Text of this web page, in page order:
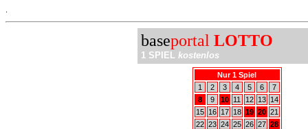
baseportal LOTTO
1 SPIEL kostenlos
Nur 1 Spiel
1
2 3 4 5 6
7
8
9 10 11 12 13
14
15
16 17 18 19 20 21
22 23 24 25 26 27 28